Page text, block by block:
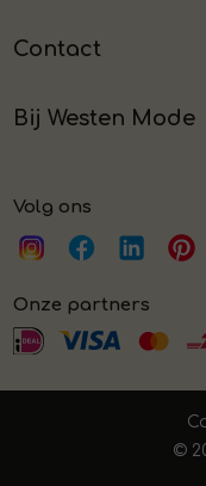
Contact
Bij Westen Mode
Volg ons
Onze partners
©